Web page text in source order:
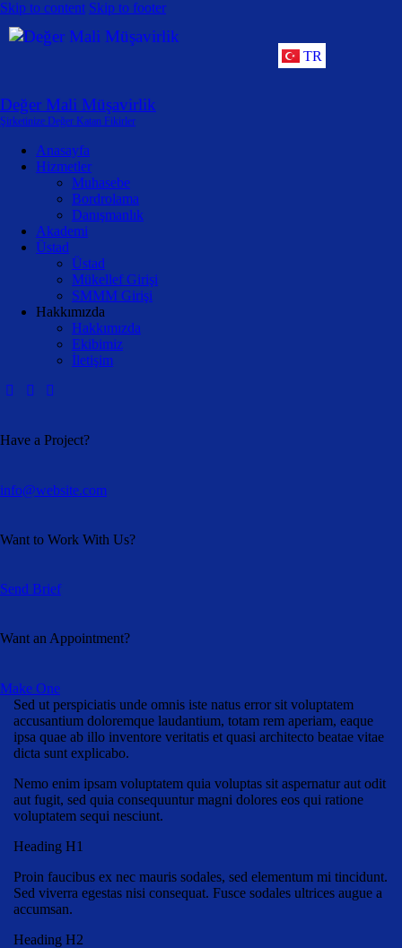
Skip to content Skip to footer
TR
Değer Mali Müşavirlik
Şirketinize Değer Katan Fikirler
Anasayfa
Hizmetler
Muhasebe
Bordrolama
Danışmanlık
Akademi
Üstad
Üstad
Mükellef Girişi
SMMM Girişi
Hakkımızda
Hakkımızda
Ekibimiz
İletişim
Have a Project?
info@website.com
Want to Work With Us?
Send Brief
Want an Appointment?
Make One
Sed ut perspiciatis unde omnis iste natus error sit voluptatem
accusantium doloremque laudantium, totam rem aperiam, eaque
ipsa quae ab illo inventore veritatis et quasi architecto beatae vitae
dicta sunt explicabo.
Nemo enim ipsam voluptatem quia voluptas sit aspernatur aut odit
aut fugit, sed quia consequuntur magni dolores eos qui ratione
voluptatem sequi nesciunt.
Heading H1
Proin faucibus ex nec mauris sodales, sed elementum mi tincidunt.
Sed viverra egestas nisi consequat. Fusce sodales ultrices augue a
accumsan.
Heading H2